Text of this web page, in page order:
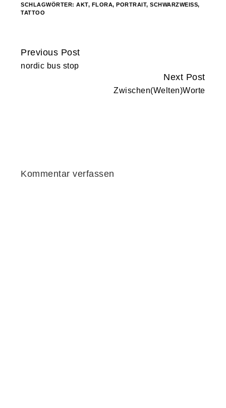
SCHLAGWÖRTER:AKT, FLORA,PORTRAIT,SCHWARZWEISS
,
TATTOO
Continue
Reading
Previous Post
nordic bus stop
Next Post
Zwischen(Welten)Worte
Kommentar verfassen